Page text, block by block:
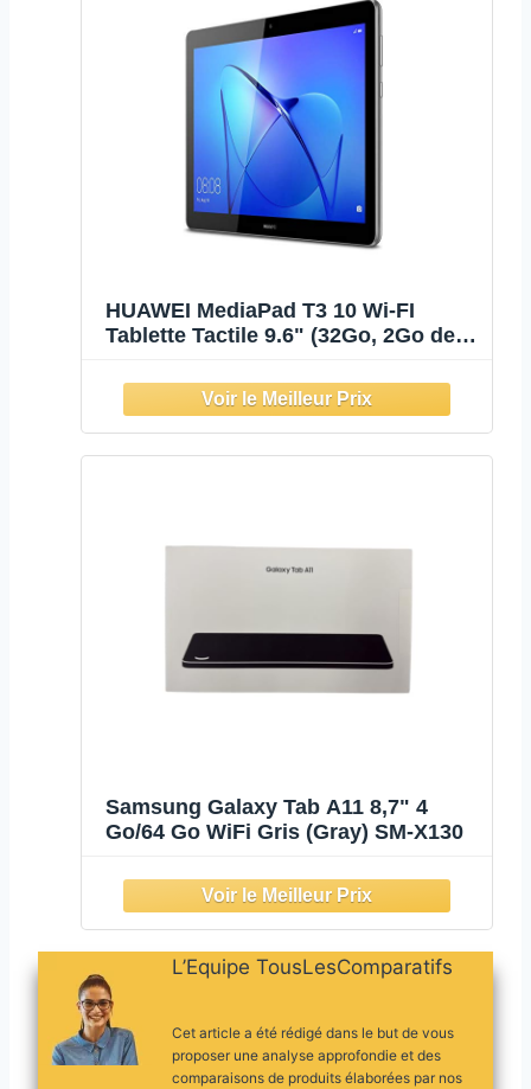
HUAWEI MediaPad T3 10 Wi-FI
Tablette Tactile 9.6" (32Go, 2Go de
7.0, Bluetooth), Gris
Samsung Galaxy Tab A11 8,7" 4
Go/64 Go WiFi Gris (Gray) SM-X130
L’Equipe TousLesComparatifs
Cet article a été rédigé dans le but de vous
proposer une analyse approfondie et des
comparaisons de produits élaborées par nos